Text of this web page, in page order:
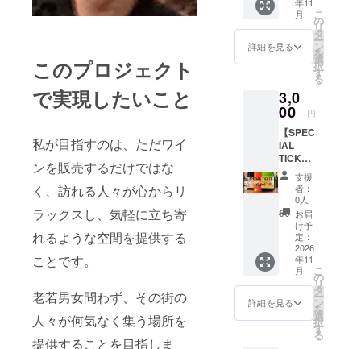
このプロジェクト
で実現したいこと
私が目指すのは、ただワイ
ンを販売するだけではな
く、訪れる人々が心からリ
ラックスし、気軽に立ち寄
れるような空間を提供する
ことです。
老若男女問わず、その街の
人々が何気なく集う場所を
提供することを目指しま
相当の
花束と
お礼の
メッ
セージ
をお送
す。 ※
支援
時、必
ずお名
前とご
住所を
ご記載
くださ
い。 郵
送をご
希望さ
れない
方に
は、
オープ
ンした
店舗で
月
詳細を見る
こ
の
リ
タ
ー
ン
を
選
択
す
る
3,0
00 円
【SPEC
IAL
TICKET
3,000
円】 ・
オープ
ンした
店舗
で、ご
飲食に
利用頂
ける チ
ケット
をお送
りしま
す。 ・
支援
者：
0人
お届
け予
定：
2026
年11
月
詳細を見る
こ
の
リ
タ
ー
ン
を
選
択
す
る